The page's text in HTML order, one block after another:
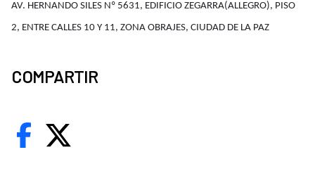
AV. HERNANDO SILES Nº 5631, EDIFICIO ZEGARRA(ALLEGRO), PISO
2, ENTRE CALLES 10 Y 11, ZONA OBRAJES, CIUDAD DE LA PAZ
COMPARTIR